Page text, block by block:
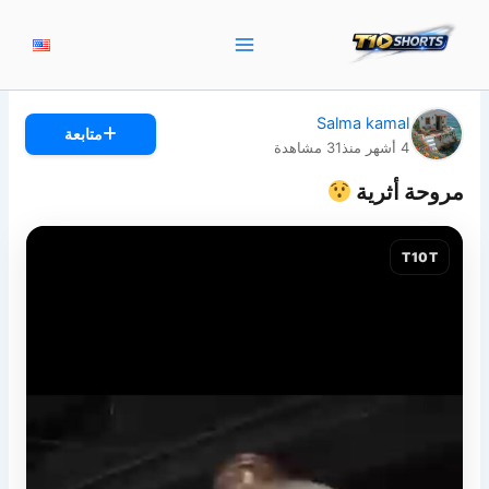
Salma kamal
4 أشهر منذ 31 مشاهدة
متابعة
مروحة أثرية
T10T